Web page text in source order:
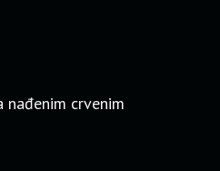
nađenim crvenim